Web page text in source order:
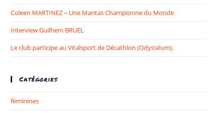
Coleen MARTINEZ – Une Mantas Championne du Monde​
Interview Guilhem BRUEL
Le club participe au Vitalsport de Décathlon (Odysséum).
Catégories
féminines